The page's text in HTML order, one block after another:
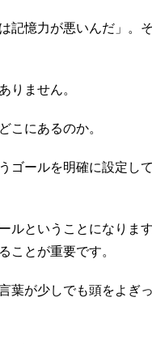
記憶力が悪いんだ」。
りません。
こにあるのか。
ールを明確に設定し
ルということになりま
ことが重要です。
葉が少しでも頭をよぎ